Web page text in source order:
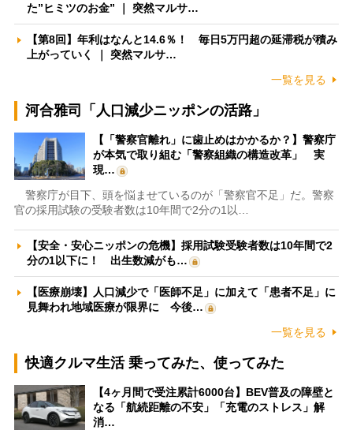
た”ヒミツのお金” ｜ 突然マルサ…
【第8回】年利はなんと14.6％！ 毎日5万円超の延滞税が積み
上がっていく ｜ 突然マルサ…
一覧を見る
河合雅司「人口減少ニッポンの活路」
【「警察官離れ」に歯止めはかかるか？】警察庁
が本気で取り組む「警察組織の構造改革」 実
現…
警察庁が目下、頭を悩ませているのが「警察官不足」だ。警察
官の採用試験の受験者数は10年間で2分の1以…
【安全・安心ニッポンの危機】採用試験受験者数は10年間で2
分の1以下に！ 出生数減がも…
【医療崩壊】人口減少で「医師不足」に加えて「患者不足」に
見舞われ地域医療が限界に 今後…
一覧を見る
快適クルマ生活 乗ってみた、使ってみた
【4ヶ月間で受注累計6000台】BEV普及の障壁と
なる「航続距離の不安」「充電のストレス」解
消…